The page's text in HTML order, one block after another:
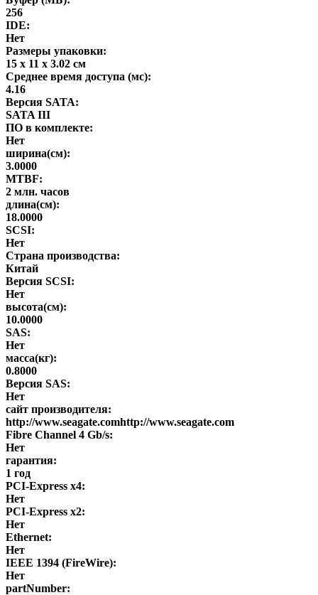
256
IDE:
Нет
Размеры упаковки:
15 x 11 x 3.02 см
Среднее время доступа (мс):
4.16
Версия SATA:
SATA III
ПО в комплекте:
Нет
ширина(см):
3.0000
MTBF:
2 млн. часов
длина(см):
18.0000
SCSI:
Нет
Страна производства:
Китай
Версия SCSI:
Нет
высота(см):
10.0000
SAS:
Нет
масса(кг):
0.8000
Версия SAS:
Нет
сайт производителя:
http://www.seagate.comhttp://www.seagate.com
Fibre Channel 4 Gb/s:
Нет
гарантия:
1 год
PCI-Express x4:
Нет
PCI-Express x2:
Нет
Ethernet:
Нет
IEEE 1394 (FireWire):
Нет
partNumber: